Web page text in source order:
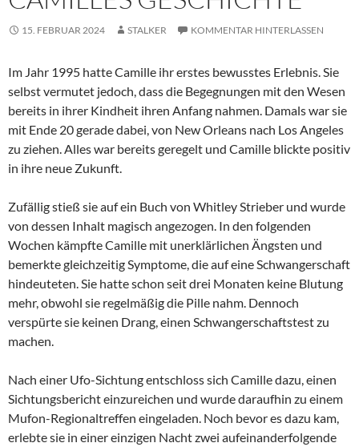
15. FEBRUAR 2024 STALKER KOMMENTAR HINTERLASSEN
Im Jahr 1995 hatte Camille ihr erstes bewusstes Erlebnis. Sie
selbst vermutet jedoch, dass die Begegnungen mit den Wesen
bereits in ihrer Kindheit ihren Anfang nahmen. Damals war sie
mit Ende 20 gerade dabei, von New Orleans nach Los Angeles
zu ziehen. Alles war bereits geregelt und Camille blickte positiv
in ihre neue Zukunft.
Zufällig stieß sie auf ein Buch von Whitley Strieber und wurde
von dessen Inhalt magisch angezogen. In den folgenden
Wochen kämpfte Camille mit unerklärlichen Ängsten und
bemerkte gleichzeitig Symptome, die auf eine Schwangerschaft
hindeuteten. Sie hatte schon seit drei Monaten keine Blutung
mehr, obwohl sie regelmäßig die Pille nahm. Dennoch
verspürte sie keinen Drang, einen Schwangerschaftstest zu
machen.
Nach einer Ufo-Sichtung entschloss sich Camille dazu, einen
Sichtungsbericht einzureichen und wurde daraufhin zu einem
Mufon-Regionaltreffen eingeladen. Noch bevor es dazu kam,
erlebte sie in einer einzigen Nacht zwei aufeinanderfolgende